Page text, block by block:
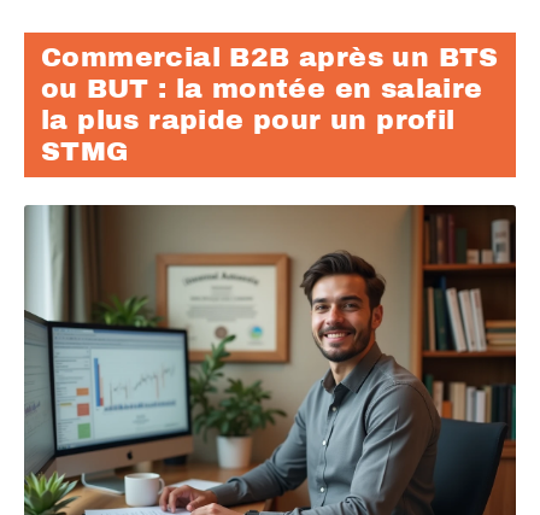
Commercial B2B après un BTS
ou BUT : la montée en salaire
la plus rapide pour un profil
STMG